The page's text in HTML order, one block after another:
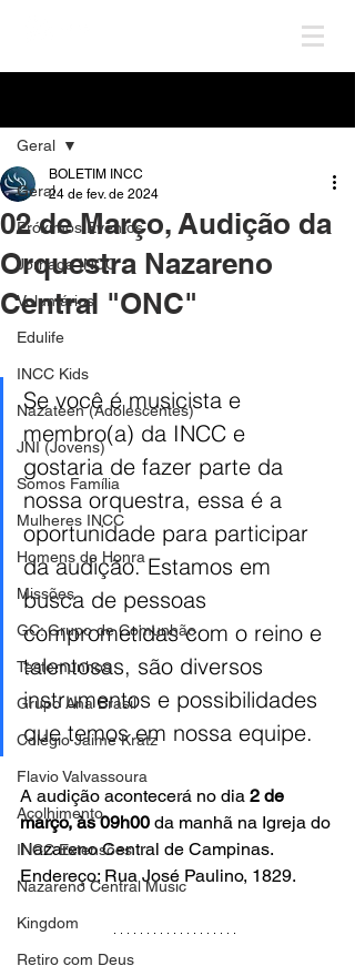
Geral
Próximos Eventos
Jornada INCC
Voluntários
Edulife
INCC Kids
Nazateen (Adolescentes)
JNI (Jovens)
Somos Família
Mulheres INCC
Homens de Honra
Missões
GC: Grupo de Comunhão
Testemunhos
Grupo Ana Brasil
Colégio Jaime Kratz
Flavio Valvassoura
Acolhimento
INCC Extensões
Nazareno Central Music
Kingdom
Retiro com Deus
Geral
02 de Março, Audição da
Orquestra Nazareno
Central "ONC"
BOLETIM INCC
24 de fev. de 2024
Se você é musicista e
membro(a) da INCC e
gostaria de fazer parte da
nossa orquestra, essa é a
oportunidade para participar
da audição. Estamos em
busca de pessoas
comprometidas com o reino e
talentosas, são diversos
instrumentos e possibilidades
que temos em nossa equipe.
A audição acontecerá no dia 2 de
março, às 09h00 da manhã na Igreja do
Nazareno Central de Campinas.
Endereço: Rua José Paulino, 1829.